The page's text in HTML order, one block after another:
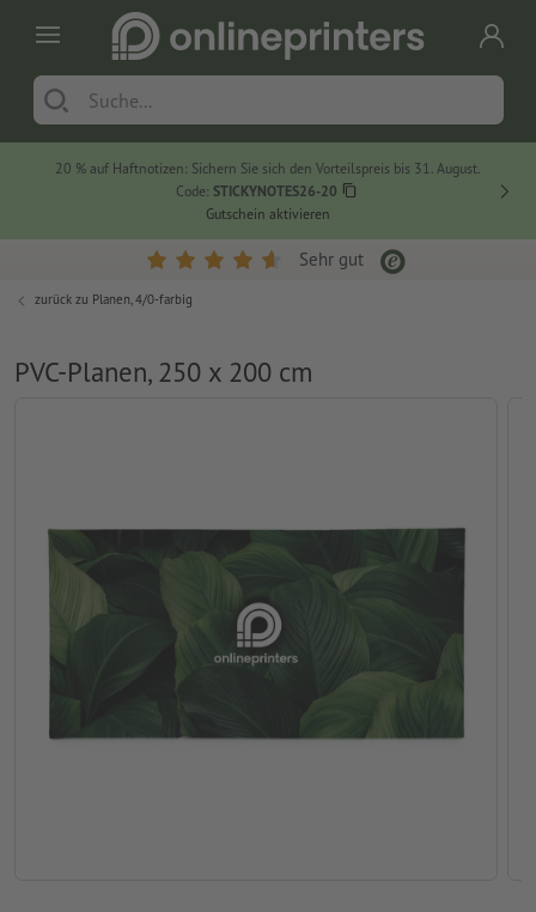
20 % auf Haftnotizen: Sichern Sie sich den Vorteilspreis bis 31. August.
Code: STICKYNOTES26-20
Gutschein aktivieren
Sehr gut
zurück zu Planen, 4/0-farbig
PVC-Planen, 250 x 200 cm